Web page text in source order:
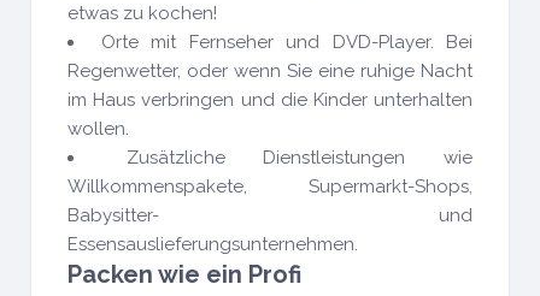
etwas zu kochen!
Orte mit Fernseher und DVD-Player. Bei
Regenwetter, oder wenn Sie eine ruhige Nacht
im Haus verbringen und die Kinder unterhalten
wollen.
Zusätzliche Dienstleistungen wie
Willkommenspakete, Supermarkt-Shops,
Babysitter- und
Essensauslieferungsunternehmen.
Packen wie ein Profi